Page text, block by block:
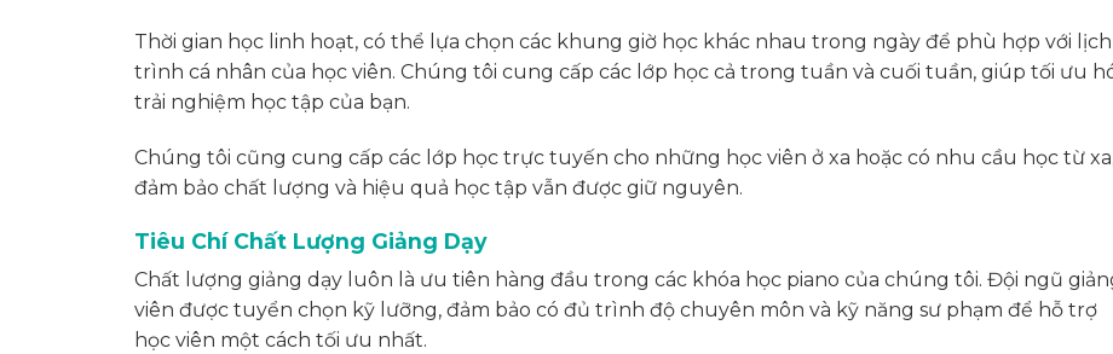
Thời gian học linh hoạt, có thể lựa chọn các khung giờ học khác nhau trong ngày để phù hợp với lịch
trình cá nhân của học viên. Chúng tôi cung cấp các lớp học cả trong tuần và cuối tuần, giúp tối ưu
trải nghiệm học tập của bạn.
Chúng tôi cũng cung cấp các lớp học trực tuyến cho những học viên ở xa hoặc có nhu cầu học từ
đảm bảo chất lượng và hiệu quả học tập vẫn được giữ nguyên.
Tiêu Chí Chất Lượng Giảng Dạy
Chất lượng giảng dạy luôn là ưu tiên hàng đầu trong các khóa học piano của chúng tôi. Đội ngũ
viên được tuyển chọn kỹ lưỡng, đảm bảo có đủ trình độ chuyên môn và kỹ năng sư phạm để hỗ trợ
học viên một cách tối ưu nhất.